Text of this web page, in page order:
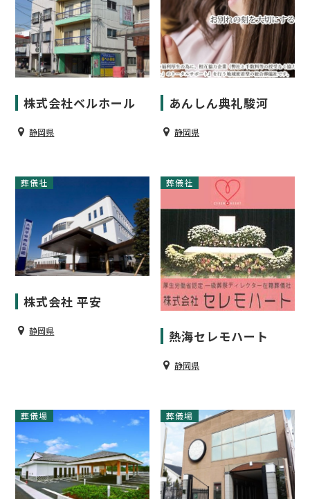
株式会社ベルホール
静岡県
あんしん典礼駿河
静岡県
葬儀社
株式会社 平安
静岡県
葬儀社
熱海セレモハート
静岡県
葬儀場 葬儀場